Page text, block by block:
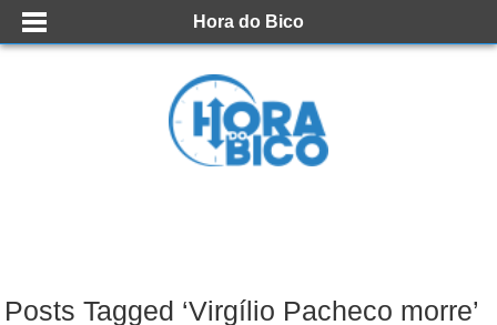
Hora do Bico
Posts Tagged ‘Virgílio Pacheco morre’